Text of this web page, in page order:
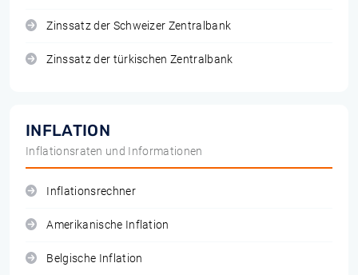
Zinssatz der Schweizer Zentralbank
Zinssatz der türkischen Zentralbank
INFLATION
Inflationsraten und Informationen
Inflationsrechner
Amerikanische Inflation
Belgische Inflation